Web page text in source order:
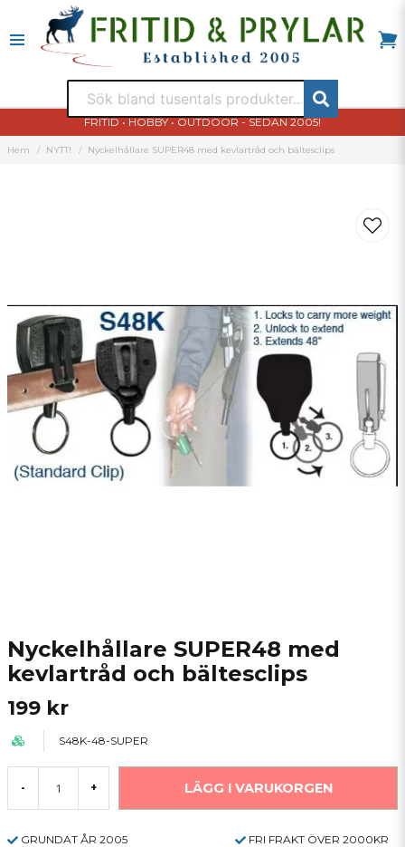
FRITID • HOBBY • OUTDOOR - SEDAN 2005!
Hem NYTT! Nyckelhållare SUPER48 med kevlartråd och bältesclips
Nyckelhållare SUPER48 med
kevlartråd och bältesclips
199 kr
S48K-48-SUPER
- + LÄGG I VARUKORGEN
GRUNDAT ÅR 2005
FRI FRAKT ÖVER 2000KR